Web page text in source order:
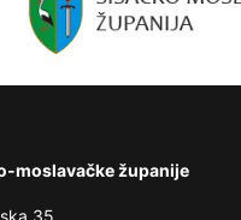
moslavačke županije
35,